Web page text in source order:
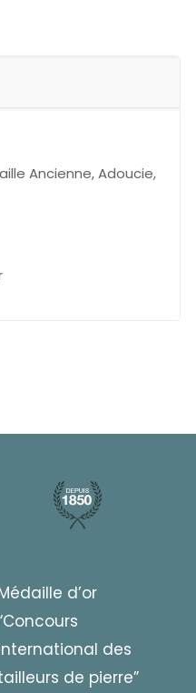
Ancienne, Adoucie,
d’or
des
de pierre”